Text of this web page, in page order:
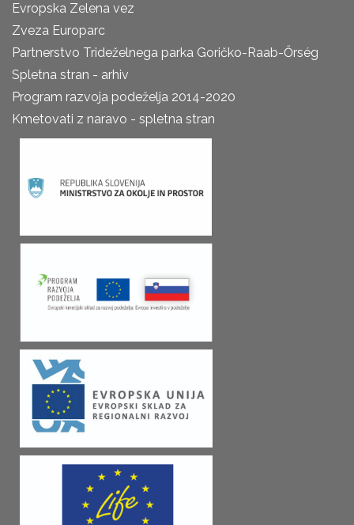
Evropska Zelena vez
Zveza Europarc
Partnerstvo Trideželnega parka Goričko-Raab-Őrség
Spletna stran - arhiv
Program razvoja podeželja 2014-2020
Kmetovati z naravo - spletna stran